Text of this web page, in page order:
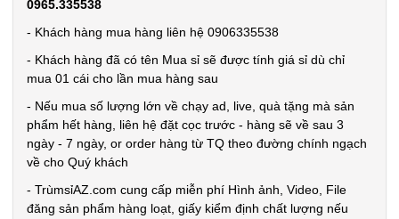
0965.335538
- Khách hàng mua hàng liên hệ 0906335538
- Khách hàng đã có tên Mua sỉ sẽ được tính giá sỉ dù chỉ
mua 01 cái cho lần mua hàng sau
- Nếu mua số lượng lớn về chạy ad, live, quà tặng mà sản
phẩm hết hàng, liên hệ đặt cọc trước - hàng sẽ về sau 3
ngày - 7 ngày, or order hàng từ TQ theo đường chính ngạch
về cho Quý khách
- TrùmsỉAZ.com cung cấp miễn phí Hình ảnh, Video, File
đăng sản phẩm hàng loạt, giấy kiểm định chất lượng nếu
TRẠNG:
Cân nặng :